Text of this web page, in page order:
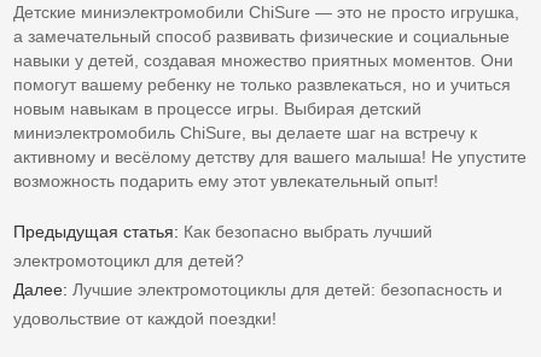
Детские миниэлектромобили ChiSure — это не просто игрушка,
а замечательный способ развивать физические и социальные
навыки у детей, создавая множество приятных моментов. Они
помогут вашему ребенку не только развлекаться, но и учиться
новым навыкам в процессе игры. Выбирая детский
миниэлектромобиль ChiSure, вы делаете шаг на встречу к
активному и весёлому детству для вашего малыша! Не упустите
возможность подарить ему этот увлекательный опыт!
Предыдущая статья: Как безопасно выбрать лучший
электромотоцикл для детей?
Далее:Лучшие электромотоциклы для детей: безопасность и
удовольствие от каждой поездки!